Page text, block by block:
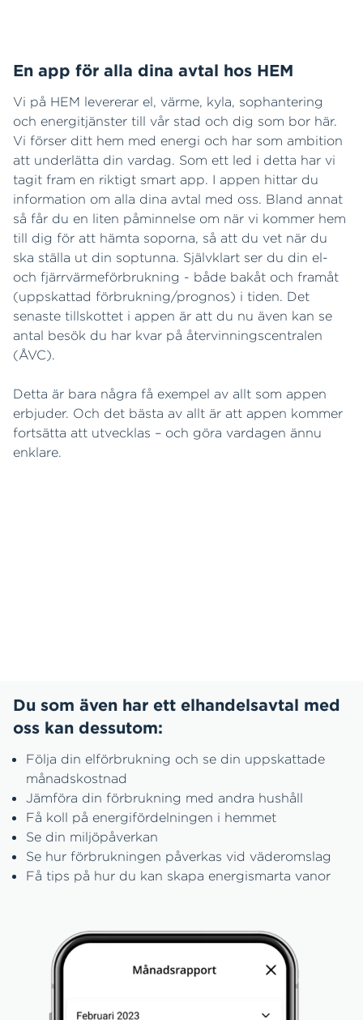
En app för alla dina avtal hos HEM
Vi på HEM levererar el, värme, kyla, sophantering
och energitjänster till vår stad och dig som bor här.
Vi förser ditt hem med energi och har som ambition
att underlätta din vardag. Som ett led i detta har vi
tagit fram en riktigt smart app. I appen hittar du
information om alla dina avtal med oss. Bland annat
så får du en liten påminnelse om när vi kommer hem
till dig för att hämta soporna, så att du vet när du
ska ställa ut din soptunna. Självklart ser du din el-
och fjärrvärmeförbrukning - både bakåt och framåt
(uppskattad förbrukning/prognos) i tiden. Det
senaste tillskottet i appen är att du nu även kan se
antal besök du har kvar på återvinningscentralen
(ÅVC).
Detta är bara några få exempel av allt som appen
erbjuder. Och det bästa av allt är att appen kommer
fortsätta att utvecklas – och göra vardagen ännu
enklare.
Du som även har ett elhandelsavtal med
oss kan dessutom:
Följa din elförbrukning och se din uppskattade
månadskostnad
Jämföra din förbrukning med andra hushåll
Få koll på energifördelningen i hemmet
Se din miljöpåverkan
Se hur förbrukningen påverkas vid väderomslag
Få tips på hur du kan skapa energismarta vanor